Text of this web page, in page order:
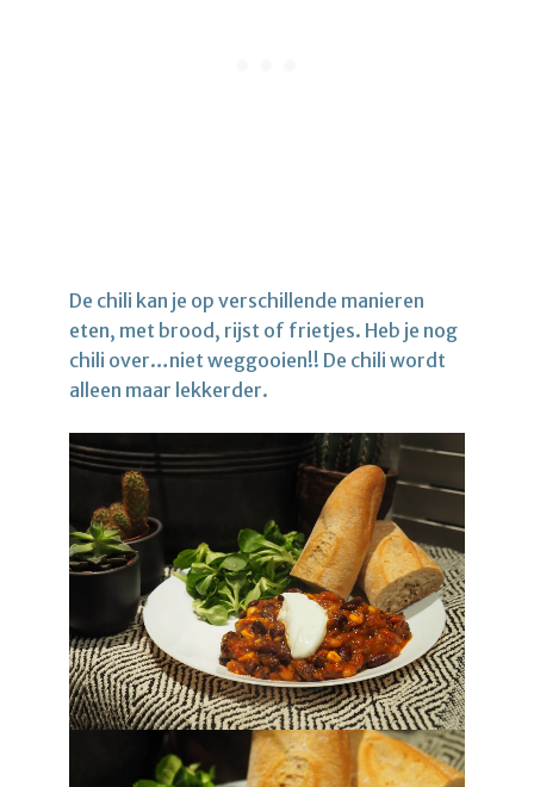
De chili kan je op verschillende manieren
eten, met brood, rijst of frietjes. Heb je nog
chili over…niet weggooien!! De chili wordt
alleen maar lekkerder.